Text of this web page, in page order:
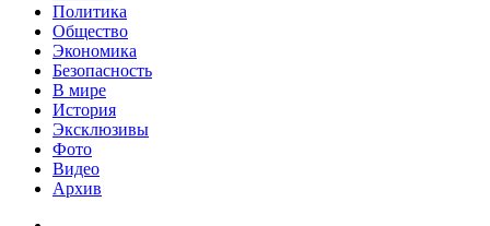
Политика
Общество
Экономика
Безопасность
В мире
История
Эксклюзивы
Фото
Видео
Архив